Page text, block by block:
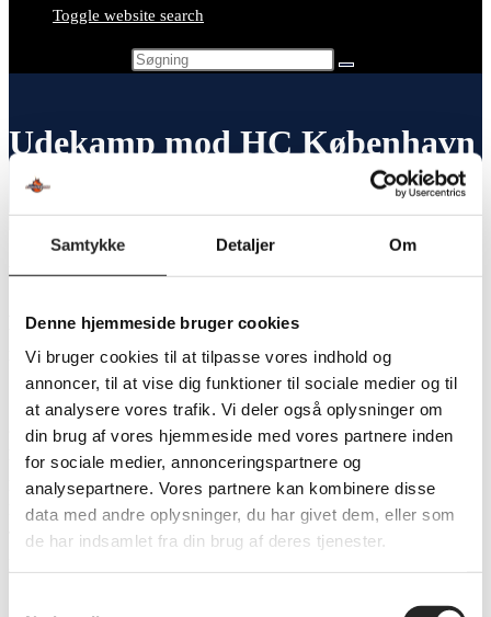
Samtykke Detaljer Om
Denne hjemmeside bruger cookies
Vi bruger cookies til at tilpasse vores indhold og
annoncer, til at vise dig funktioner til sociale medier og til
at analysere vores trafik. Vi deler også oplysninger om
din brug af vores hjemmeside med vores partnere inden
for sociale medier, annonceringspartnere og
analysepartnere. Vores partnere kan kombinere disse
data med andre oplysninger, du har givet dem, eller som
de har indsamlet fra din brug af deres tjenester.
Toggle website search
Udekamp mod HC København
Udekamp mod HC København
På fredag venter dog et helt andet HCK-
mandskab.
Sidste kamp i 2025 for TSØ blev en sikker sejr mod Rækker Mølle på 36-
31. En kamp, der reelt blev afgjort allerede i 1. halvleg, og hvor TSØ
havde fuld kontrol gennem hele 2. halvleg. Med sejren overvintrede TSØ
på 1. pladsen i rækken, men i takt med at de øvrige hold har afviklet deres
kampe i januar, er holdet nu faldet tilbage som nr. 4. Nu er pausen slut, og
TSØ er klar til at tage hul på forårssæsonen og ser frem mod de kommende
Sidste gang TSØ og HC København mødtes, endte det med en TSØ-sejr på